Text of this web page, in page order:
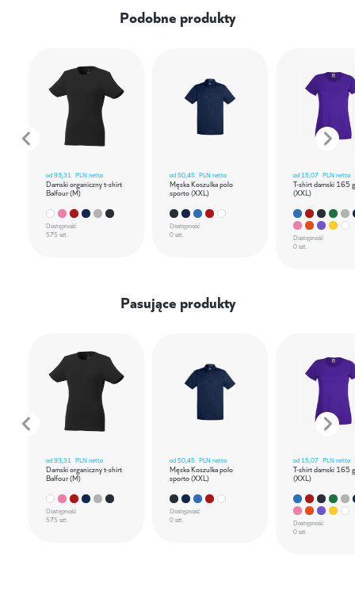
Podobne produkty
od93,31 PLN netto
Damski organiczny t-shirt
Balfour (M)
Dostępność
575 szt.
od50,45 PLN netto
Męska Koszulka polo
sporto (XXL)
Dostępność
0 szt.
od 15,07 PLN netto
T-shirt damski 165
(XXL)
Dostępność
0 szt.
Pasujące produkty
od93,31 PLN netto
Damski organiczny t-shirt
Balfour (M)
Dostępność
575 szt.
od50,45 PLN netto
Męska Koszulka polo
sporto (XXL)
Dostępność
0 szt.
od 15,07 PLN netto
T-shirt damski 165
(XXL)
Dostępność
0 szt.